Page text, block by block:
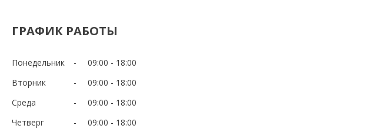
ГРАФИК РАБОТЫ
Понедельник 09:00
18:00
Вторник
09:00
18:00
Среда
09:00
18:00
Четверг
09:00
18:00